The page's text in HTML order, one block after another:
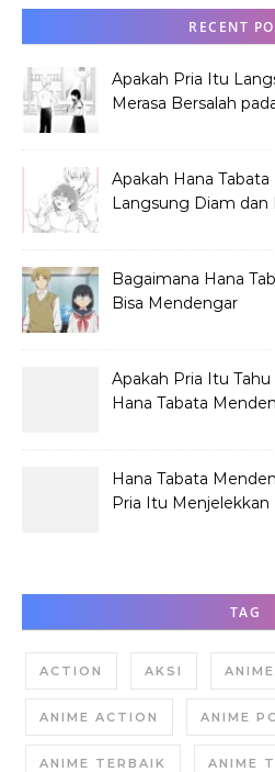
RECENT
Apakah Pria Itu
Merasa Bersalah
Apakah Hana Tabata
Langsung Diam dan
Bagaimana Hana
Bisa Mendengar
Apakah Pria Itu Tahu
Hana Tabata
Hana Tabata
Pria Itu Menjelekkan
TAG
ACTION AKSI ANIME
ANIME ACTION ANIME
ANIME TERBAIK ANIME